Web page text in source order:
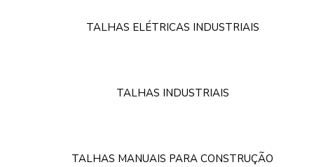
TALHAS ELÉTRICAS INDUSTRIAIS
TALHAS INDUSTRIAIS
TALHAS MANUAIS PARA CONSTRUÇÃO